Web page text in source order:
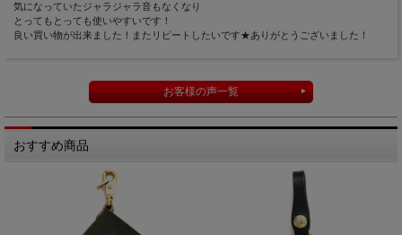
気になっていたジャラジャラ音もなくなり
とってもとっても使いやすいです！
良い買い物が出来ました！またリピートしたいです★ありがとうございました！
お客様の声一覧
おすすめ商品